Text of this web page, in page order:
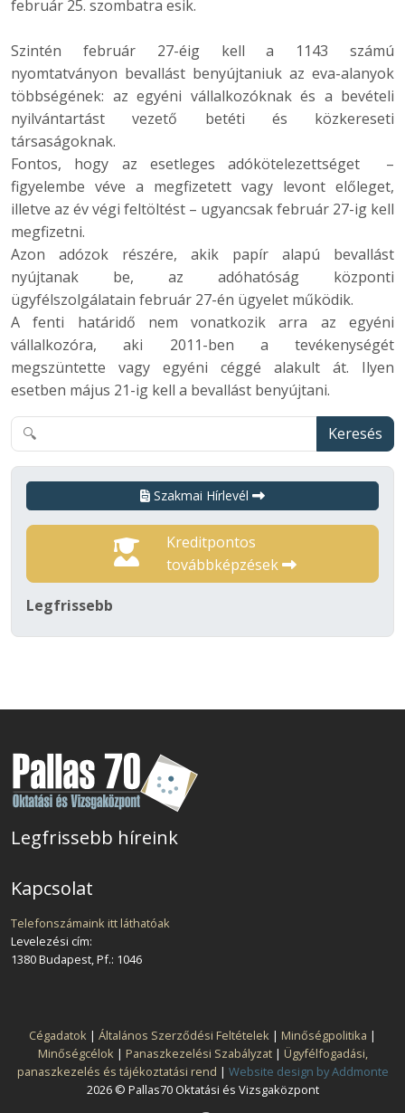
február 25. szombatra esik.
Szintén február 27-éig kell a 1143 számú
nyomtatványon bevallást benyújtaniuk az eva-alanyok
többségének: az egyéni vállalkozóknak és a bevételi
nyilvántartást vezető betéti és közkereseti
társaságoknak.
Fontos, hogy az esetleges adókötelezettséget –
figyelembe véve a megfizetett vagy levont előleget,
illetve az év végi feltöltést – ugyancsak február 27-ig kell
megfizetni.
Azon adózok részére, akik papír alapú bevallást
nyújtanak be, az adóhatóság központi
ügyfélszolgálatain február 27-én ügyelet működik.
A fenti határidő nem vonatkozik arra az egyéni
vállalkozóra, aki 2011-ben a tevékenységét
megszüntette vagy egyéni céggé alakult át. Ilyen
esetben május 21-ig kell a bevallást benyújtani.
Keresés
Szakmai Hírlevél
Kreditpontos
továbbképzések
Legfrissebb
Legfrissebb híreink
Kapcsolat
Telefonszámaink itt láthatóak
Levelezési cím:
1380 Budapest, Pf.: 1046
Cégadatok | Általános Szerződési Feltételek | Minőségpolitika |
Minőségcélok| Panaszkezelési Szabályzat| Ügyfélfogadási,
panaszkezelés és tájékoztatási rend | Website design by Addmonte
2026 © Pallas70 Oktatási és Vizsgaközpont